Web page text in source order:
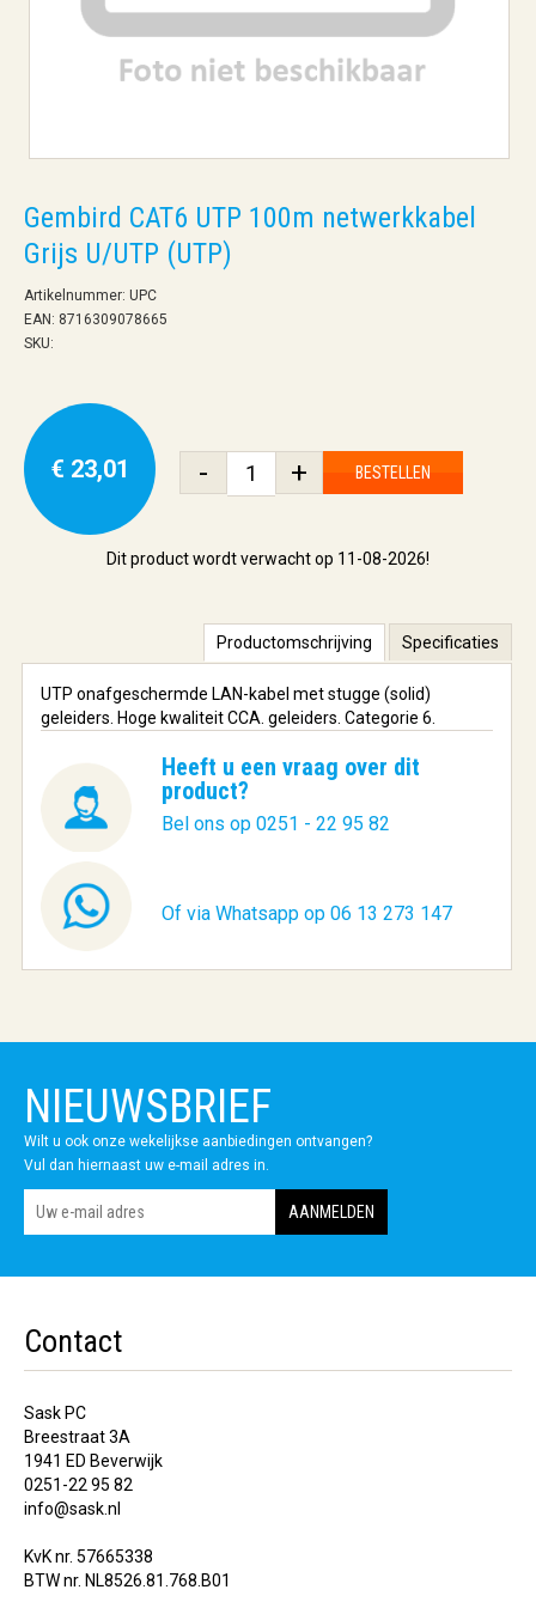
Gembird CAT6 UTP 100m netwerkkabel
Grijs U/UTP (UTP)
Artikelnummer: UPC
EAN: 8716309078665
SKU:
€ 23,01 - + BESTELLEN
Dit product wordt verwacht op 11-08-2026!
Productomschrijving Specificaties
UTP onafgeschermde LAN-kabel met stugge (solid)
geleiders. Hoge kwaliteit CCA. geleiders. Categorie 6.
Heeft u een vraag over dit
product?
Bel ons op 0251 - 22 95 82
Of via Whatsapp op 06 13 273 147
NIEUWSBRIEF
Wilt u ook onze wekelijkse aanbiedingen ontvangen?
Vul dan hiernaast uw e-mail adres in.
Contact
Sask PC
Breestraat 3A
1941 ED Beverwijk
0251-22 95 82
info@sask.nl
KvK nr. 57665338
BTW nr. NL8526.81.768.B01